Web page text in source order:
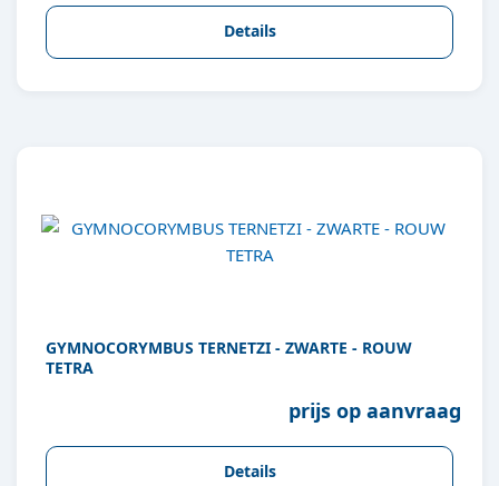
Details
GYMNOCORYMBUS TERNETZI - ZWARTE - ROUW
TETRA
prijs op aanvraag
Details